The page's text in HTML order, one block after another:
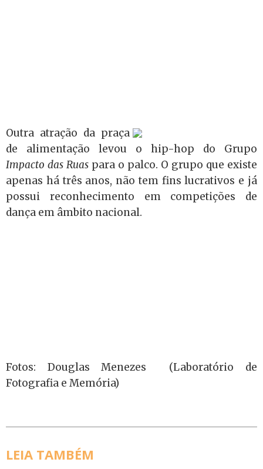
Outra atração da praça
de alimentação levou o hip-hop do Grupo
Impacto das Ruas para o palco. O grupo que existe
apenas há três anos, não tem fins lucrativos e já
possui reconhecimento em competições de
dança em âmbito nacional.
Fotos: Douglas Menezes (Laboratório de
Fotografia e Memória)
LEIA TAMBÉM